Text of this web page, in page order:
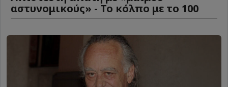
αστυνομικούς» - Το κόλπο με το 100